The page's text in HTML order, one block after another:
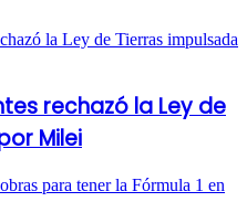
rechazó la Ley de
Milei